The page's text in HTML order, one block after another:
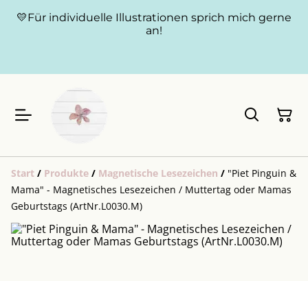
💛Für individuelle Illustrationen sprich mich gerne
an!
Start / Produkte / Magnetische Lesezeichen / "Piet Pinguin &
Mama" - Magnetisches Lesezeichen / Muttertag oder Mamas
Geburtstags (ArtNr.L0030.M)